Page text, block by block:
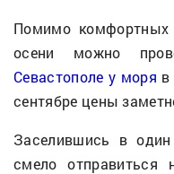
Помимо комфортных
осени можно
Севастополе у моря в
сентябре цены
Заселившись в
смело отправиться